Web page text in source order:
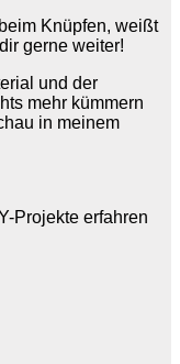
Knüpfen, weißt
gerne weiter!
und der
mehr kümmern
in meinem
Projekte erfahren